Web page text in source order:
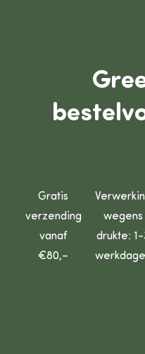
Gratis
verzending
vanaf
€80,–
wegens
drukte: 1-